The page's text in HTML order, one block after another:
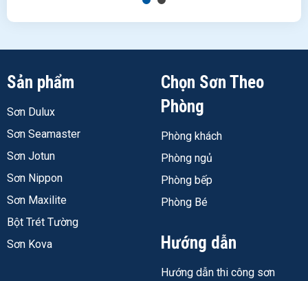
măng kết hợp với nước mưa thấm vào, tạo thành "dung
sơn, khiến màu loang lổ, màng bong tróc, rêu mốc sinh
Nhiều gia chủ tiếc tiền, mua lót chống kiềm nội thất rẻ
hơn dùng cho ngoài trời. Kết quả? Sơn phủ cao cấp đắt
tiền bị hỏng sớm, phải sơn lại toàn bộ mặt tiền. Chi phí
sơn lại gấp 5–6 lần so với việc đầu tư đúng ngay từ
đầu. Thêm nữa, sơn lại ngoại thất còn phải thuê giàn
Đó là lý do tôi luôn khuyên khách hàng: ngoại thất không
phải chỗ để thử nghiệm. Với tường mặt tiền, sân thượng,
hàng rào ngoài trời, sơn lót chống thấm ngoài trời Dulux
Sản phẩm
Sơn Dulux
Sơn Seamaster
Sơn Jotun
Sơn Nippon
Sơn Maxilite
Bột Trét Tường
Sơn Kova
Chọn Sơn Theo
Phòng
Phòng khách
Phòng ngủ
Phòng bếp
Phòng Bé
Hướng dẫn
Hướng dẫn thi công sơn